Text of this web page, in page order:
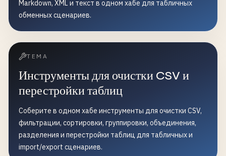
и оптимизация процессов - Маркетинговый анализ и
анализ ROI - Медицинские и биологические
исследования
Markdown, XML и текст в одном хабе для табличных
обменных сценариев.
ТЕМА
Инструменты для очистки CSV и
перестройки таблиц
Соберите в одном хабе инструменты для очистки CSV,
фильтрации, сортировки, группировки, объединения,
разделения и перестройки таблиц для табличных и
import/export сценариев.